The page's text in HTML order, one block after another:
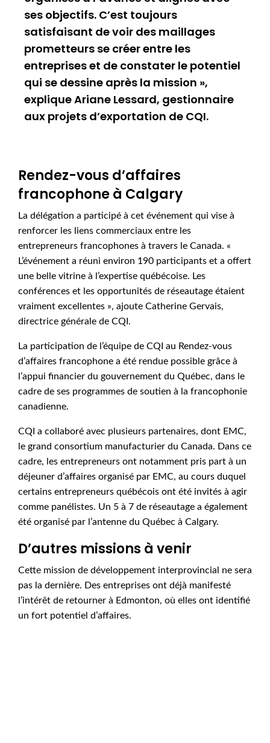
ses objectifs. C’est toujours
satisfaisant de voir des maillages
prometteurs se créer entre les
entreprises et de constater le potentiel
qui se dessine après la mission »,
explique Ariane Lessard, gestionnaire
aux projets d’exportation de CQI.
Rendez-vous d’affaires
francophone à Calgary
La délégation a participé à cet événement qui vise à
renforcer les liens commerciaux entre les
entrepreneurs francophones à travers le Canada. «
L’événement a réuni environ 190 participants et a offert
une belle vitrine à l’expertise québécoise. Les
conférences et les opportunités de réseautage étaient
vraiment excellentes », ajoute Catherine Gervais,
directrice générale de CQI.
La participation de l’équipe de CQI au Rendez-vous
d’affaires francophone a été rendue possible grâce à
l’appui financier du gouvernement du Québec, dans le
cadre de ses programmes de soutien à la francophonie
canadienne.
CQI a collaboré avec plusieurs partenaires, dont EMC,
le grand consortium manufacturier du Canada. Dans ce
cadre, les entrepreneurs ont notamment pris part à un
déjeuner d’affaires organisé par EMC, au cours duquel
certains entrepreneurs québécois ont été invités à agir
comme panélistes. Un 5 à 7 de réseautage a également
été organisé par l’antenne du Québec à Calgary.
D’autres missions à venir
Cette mission de développement interprovincial ne sera
pas la dernière. Des entreprises ont déjà manifesté
l’intérêt de retourner à Edmonton, où elles ont identifié
un fort potentiel d’affaires.